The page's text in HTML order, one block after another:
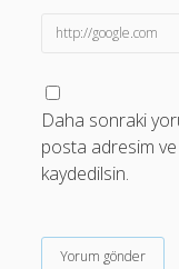
Daha sonraki
posta adresim ve
kaydedilsin.